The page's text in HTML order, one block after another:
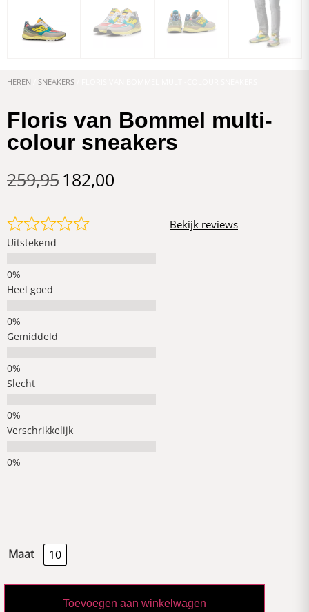
HEREN SNEAKERS
Floris van Bommel multi-
colour sneakers
259,95182,00
Uitstekend
Heel goed
Gemiddeld
Slecht
Verschrikkelijk
Bekijk reviews
Maat 10
Toevoegen aan winkelwagen